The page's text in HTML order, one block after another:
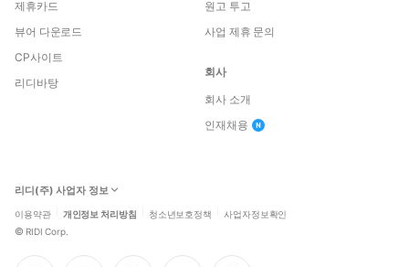
제휴카드
뷰어 다운로드
CP사이트
리디바탕
원고 투고
사업 제휴 문의
회사
회사 소개
인재채용
리디(주) 사업자 정보
이용약관 개인정보 처리방침 청소년보호정책 사업자정보확인
© RIDI Corp.